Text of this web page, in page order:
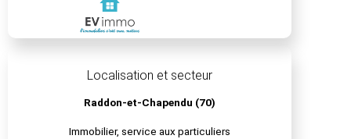
Localisation et secteur
Raddon-et-Chapendu (70)
Immobilier, service aux particuliers